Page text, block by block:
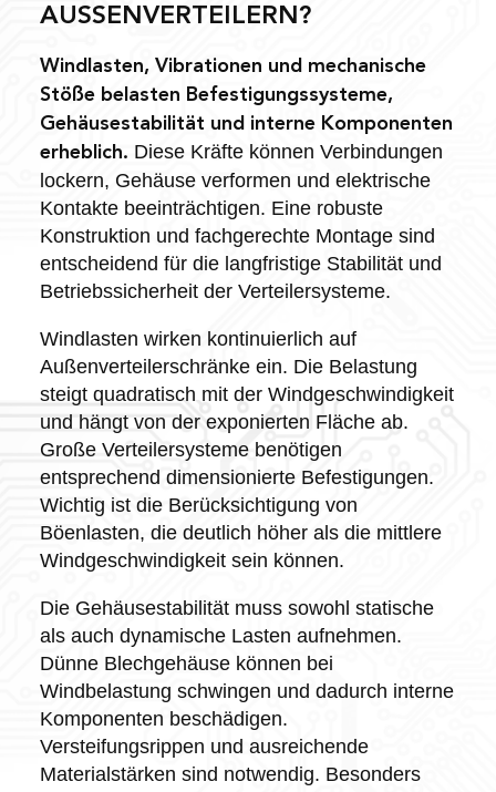
AUSSENVERTEILERN?
Windlasten, Vibrationen und mechanische
Stöße belasten Befestigungssysteme,
Gehäusestabilität und interne Komponenten
erheblich. Diese Kräfte können Verbindungen
lockern, Gehäuse verformen und elektrische
Kontakte beeinträchtigen. Eine robuste
Konstruktion und fachgerechte Montage sind
entscheidend für die langfristige Stabilität und
Betriebssicherheit der Verteilersysteme.
Windlasten wirken kontinuierlich auf
Außenverteilerschränke ein. Die Belastung
steigt quadratisch mit der Windgeschwindigkeit
und hängt von der exponierten Fläche ab.
Große Verteilersysteme benötigen
entsprechend dimensionierte Befestigungen.
Wichtig ist die Berücksichtigung von
Böenlasten, die deutlich höher als die mittlere
Windgeschwindigkeit sein können.
Die Gehäusestabilität muss sowohl statische
als auch dynamische Lasten aufnehmen.
Dünne Blechgehäuse können bei
Windbelastung schwingen und dadurch interne
Komponenten beschädigen.
Versteifungsrippen und ausreichende
Materialstärken sind notwendig. Besonders